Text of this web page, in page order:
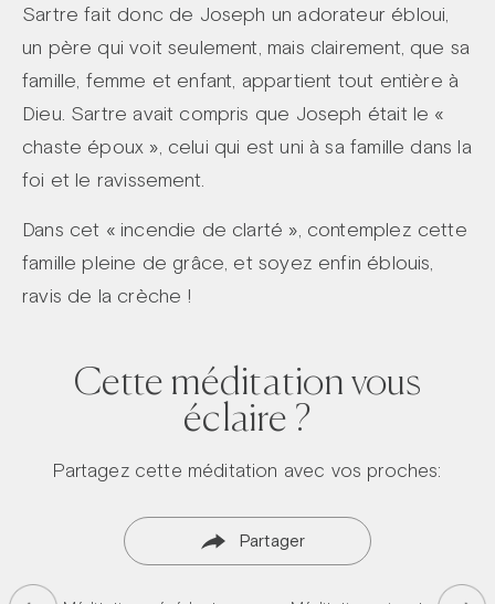
Sartre fait donc de Joseph un adorateur ébloui,
un père qui voit seulement, mais clairement, que sa
famille, femme et enfant, appartient tout entière à
Dieu. Sartre avait compris que Joseph était le «
chaste époux », celui qui est uni à sa famille dans la
foi et le ravissement.
Dans cet « incendie de clarté », contemplez cette
famille pleine de grâce, et soyez enfin éblouis,
ravis de la crèche !
Cette méditation vous
éclaire ?
Partagez cette méditation avec vos proches:
Partager